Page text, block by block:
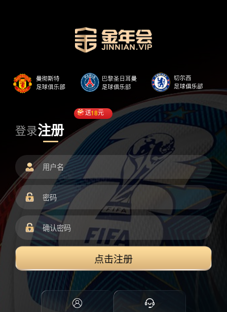
登录注册
送18元
点击注册